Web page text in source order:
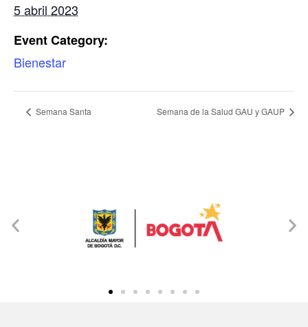
5 abril 2023
Event Category:
Bienestar
Semana Santa Semana de la Salud GAU y GAUP